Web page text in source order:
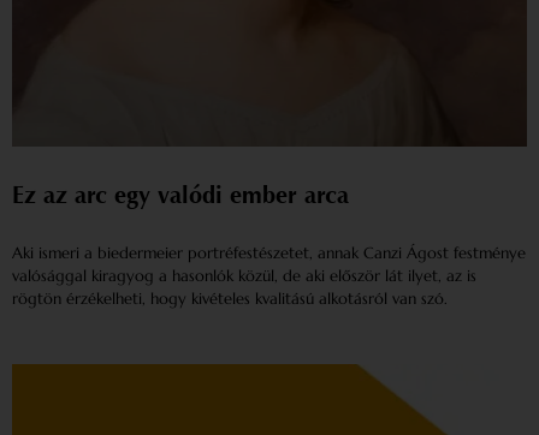
Ez az arc egy valódi ember arca
Aki ismeri a biedermeier portréfestészetet, annak Canzi Ágost festménye
valósággal kiragyog a hasonlók közül, de aki először lát ilyet, az is
rögtön érzékelheti, hogy kivételes kvalitású alkotásról van szó.